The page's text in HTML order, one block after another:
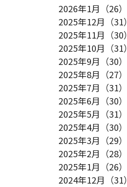
2026年1月（26）
2025年12月（31）
2025年11月（30）
2025年10月（31）
2025年9月（30）
2025年8月（27）
2025年7月（31）
2025年6月（30）
2025年5月（31）
2025年4月（30）
2025年3月（29）
2025年2月（28）
2025年1月（26）
2024年12月（31）